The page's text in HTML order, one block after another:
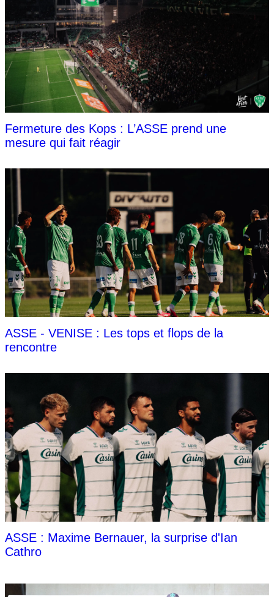
Fermeture des Kops : L’ASSE prend une
mesure qui fait réagir
ASSE - VENISE : Les tops et flops de la
rencontre
ASSE : Maxime Bernauer, la surprise d'Ian
Cathro